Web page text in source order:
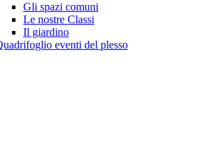
Gli spazi comuni
Le nostre Classi
Il giardino
eventi del plesso